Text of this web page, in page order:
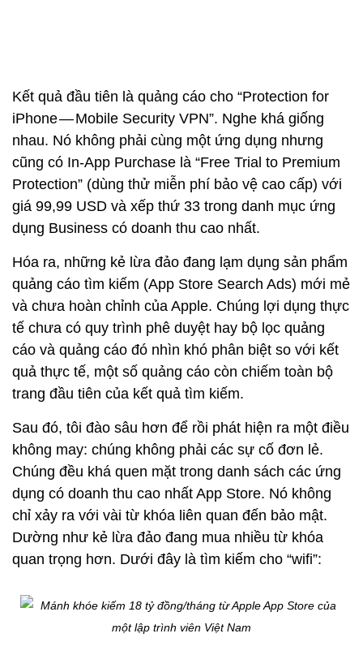
Kết quả đầu tiên là quảng cáo cho “Protection for
iPhone — Mobile Security VPN”. Nghe khá giống
nhau. Nó không phải cùng một ứng dụng nhưng
cũng có In-App Purchase là “Free Trial to Premium
Protection” (dùng thử miễn phí bảo vệ cao cấp) với
giá 99,99 USD và xếp thứ 33 trong danh mục ứng
dụng Business có doanh thu cao nhất.
Hóa ra, những kẻ lừa đảo đang lạm dụng sản phẩm
quảng cáo tìm kiếm (App Store Search Ads) mới mẻ
và chưa hoàn chỉnh của Apple. Chúng lợi dụng thực
tế chưa có quy trình phê duyệt hay bộ lọc quảng
cáo và quảng cáo đó nhìn khó phân biệt so với kết
quả thực tế, một số quảng cáo còn chiếm toàn bộ
trang đầu tiên của kết quả tìm kiếm.
Sau đó, tôi đào sâu hơn để rồi phát hiện ra một điều
không may: chúng không phải các sự cố đơn lẻ.
Chúng đều khá quen mặt trong danh sách các ứng
dụng có doanh thu cao nhất App Store. Nó không
chỉ xảy ra với vài từ khóa liên quan đến bảo mật.
Dường như kẻ lừa đảo đang mua nhiều từ khóa
quan trọng hơn. Dưới đây là tìm kiếm cho “wifi”: